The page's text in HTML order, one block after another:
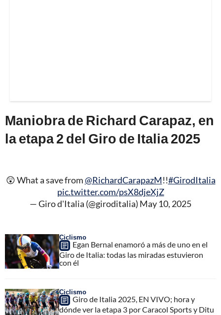
Maniobra de Richard Carapaz, en
la etapa 2 del Giro de Italia 2025
😲 What a save from@RichardCarapazM!!#GirodItalia
pic.twitter.com/psX8djeXjZ
— Giro d'Italia (@giroditalia) May 10, 2025
Ciclismo
Egan Bernal enamoró a más de uno en el
Giro de Italia: todas las miradas estuvieron
con él
Ciclismo
Giro de Italia 2025, EN VIVO; hora y
dónde ver la etapa 3 por Caracol Sports y Ditu